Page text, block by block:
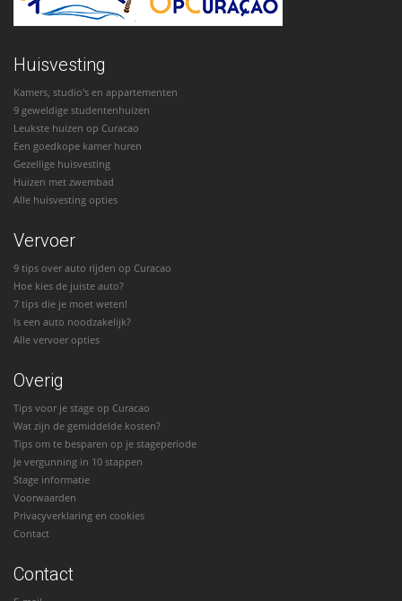
Huisvesting
Kamers, studio's en appartementen
9 geweldige studentenhuizen
Leukste huizen op Curacao
Een goedkope kamer huren
Gezellige huisvesting
Huizen met zwembad
Alle huisvesting opties
Vervoer
9 tips over auto rijden op Curacao
Hoe kies de juiste auto?
7 tips die je moet weten!
Is een auto noodzakelijk?
Alle vervoer opties
Overig
Tips voor je stage op Curacao
Wat zijn de gemiddelde kosten?
Tips om te besparen op je stageperiode
Je vergunning in 10 stappen
Stage informatie
Voorwaarden
Privacyverklaring en cookies
Contact
Contact